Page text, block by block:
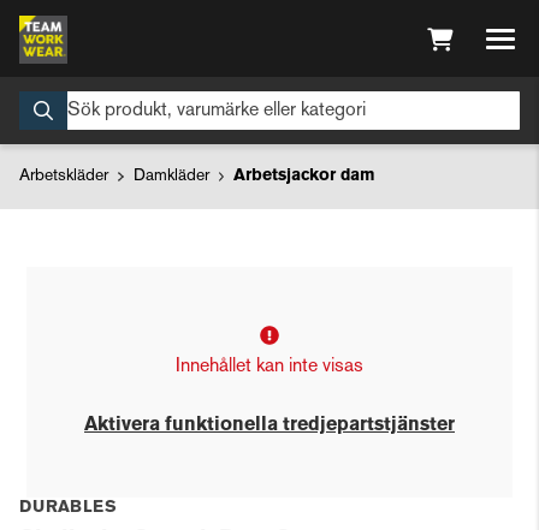
Arbetskläder Damkläder Arbetsjackor dam
Innehållet kan inte visas
Aktivera funktionella tredjepartstjänster
DURABLES